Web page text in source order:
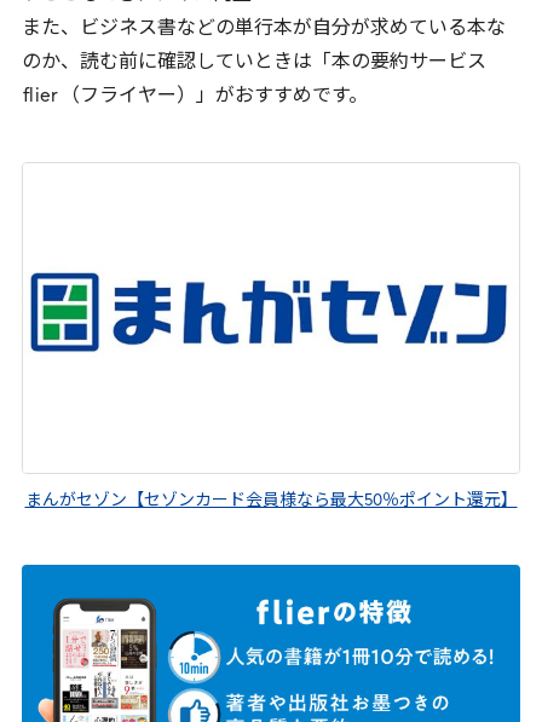
また、ビジネス書などの単行本が自分が求めている本な
のか、読む前に確認していときは「本の要約サービス
flier （フライヤー）」がおすすめです。
まんがセゾン【セゾンカード会員様なら最大50％ポイント還元】